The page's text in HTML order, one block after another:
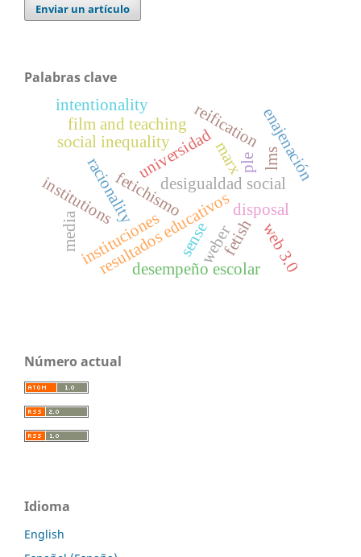
Enviar un artículo
Palabras clave
universidad
fetichismo
resultados educativos
desempeño escolar
social inequality
desigualdad social
racionality
weber
institutions
instituciones fetish
disposal
reificationenajenación
marx
media
film and teaching
ple lms
web 3.0
intentionality
sense
Número actual
Idioma
English